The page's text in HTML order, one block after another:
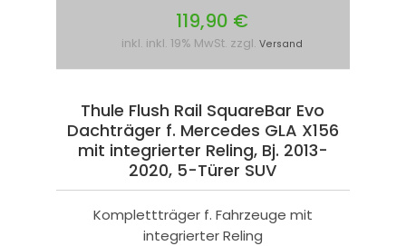
119,90 €
inkl. inkl. 19% MwSt. zzgl. Versand
Thule Flush Rail SquareBar Evo
Dachträger f. Mercedes GLA X156
mit integrierter Reling, Bj. 2013-
2020, 5-Türer SUV
Komplettträger f. Fahrzeuge mit
integrierter Reling